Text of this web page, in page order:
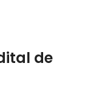
de